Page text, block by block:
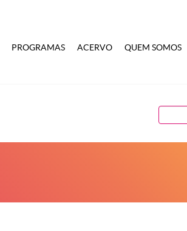
PROGRAMAS ACERVO QUEM SOMOS